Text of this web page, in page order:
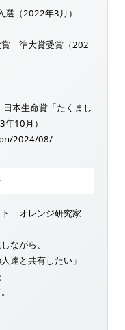
（2022年3月）
賞 準大賞受賞（202
本生命賞「たくまし
10月）
2024/08/
オレンジ研究家
ながら、
達と共有したい」